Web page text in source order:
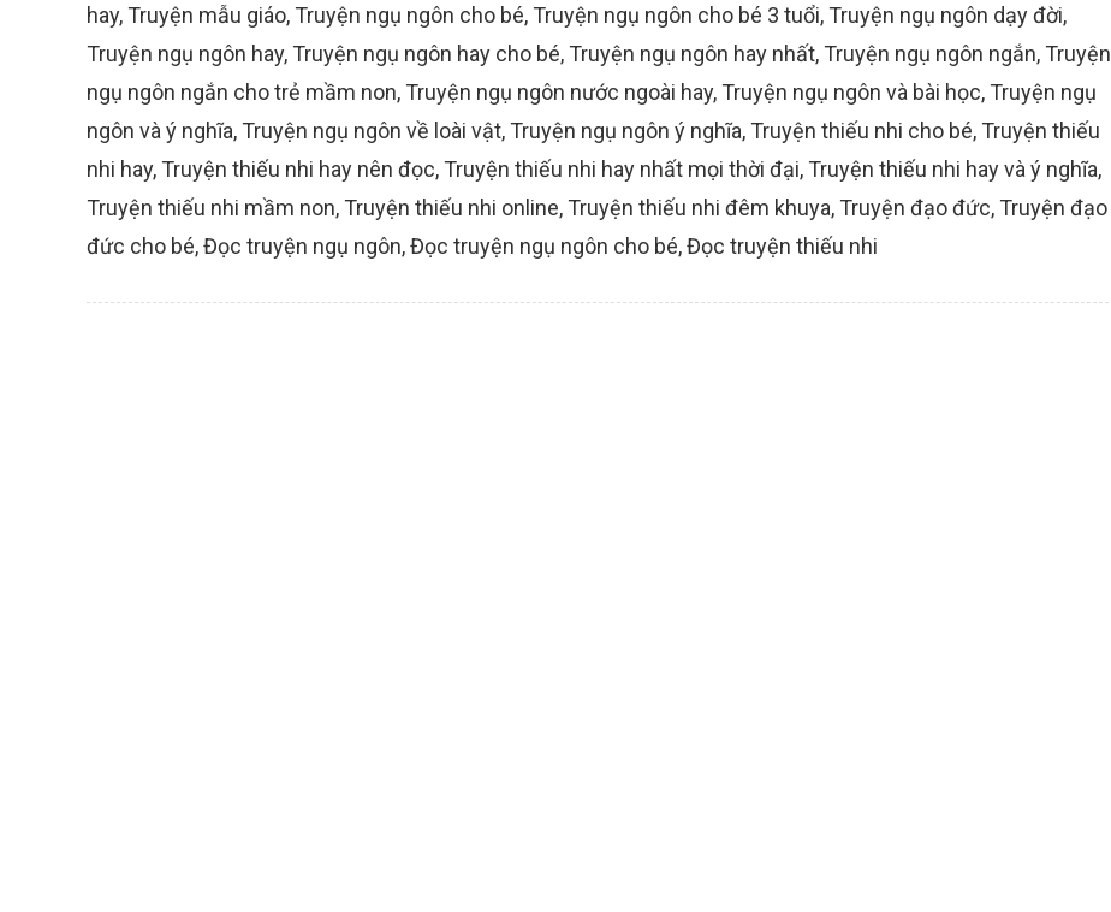
hay, Truyện mẫu giáo, Truyện ngụ ngôn cho bé, Truyện ngụ ngôn cho bé 3 tuổi, Truyện ngụ ngôn dạy đời,
Truyện ngụ ngôn hay, Truyện ngụ ngôn hay cho bé, Truyện ngụ ngôn hay nhất, Truyện ngụ ngôn ngắn, Truyện
ngụ ngôn ngắn cho trẻ mầm non, Truyện ngụ ngôn nước ngoài hay, Truyện ngụ ngôn và bài học, Truyện ngụ
ngôn và ý nghĩa, Truyện ngụ ngôn về loài vật, Truyện ngụ ngôn ý nghĩa, Truyện thiếu nhi cho bé, Truyện thiếu
nhi hay, Truyện thiếu nhi hay nên đọc, Truyện thiếu nhi hay nhất mọi thời đại, Truyện thiếu nhi hay và ý nghĩa,
Truyện thiếu nhi mầm non, Truyện thiếu nhi online, Truyện thiếu nhi đêm khuya, Truyện đạo đức, Truyện đạo
đức cho bé,Đọc truyện ngụ ngôn,Đọc truyện ngụ ngôn cho bé,Đọc truyện thiếu nhi